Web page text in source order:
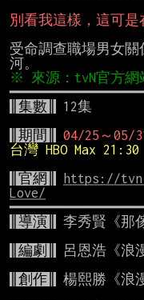
別看我這樣，這可是
受命調查職場男女
║集數║
12集
║期間║
04/25～05/
台灣 HBO Max 21:30
║官網║
https://
Love/
║導演║
李秀賢《那
║編劇║
呂恩浩《浪
║創作║
楊熙勝《浪